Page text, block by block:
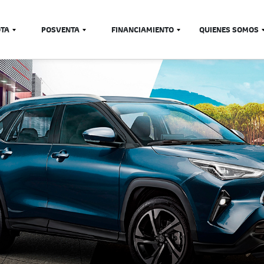
POSVENTA FINANCIAMIENTO QUIENES SOMOS